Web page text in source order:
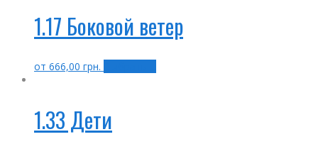
1.17 Боковой ветер
от 666,00 грн.
1.33 Дети